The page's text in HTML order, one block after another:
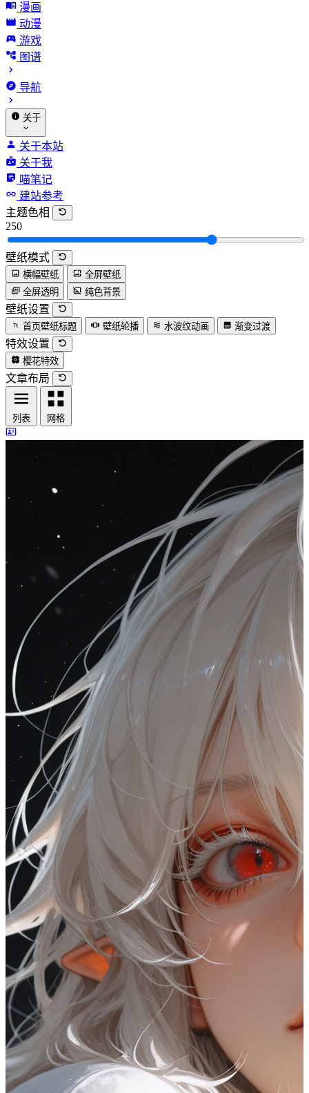
漫画
动漫
游戏
图谱
导航
关于
关于本站
关于我
喵笔记
建站参考
主题色相
250
壁纸模式
横幅壁纸
全屏壁纸
全屏透明
纯色背景
壁纸设置
首页壁纸标题 壁纸轮播 水波纹动画 渐变过渡
特效设置
樱花特效
文章布局
列表 网格